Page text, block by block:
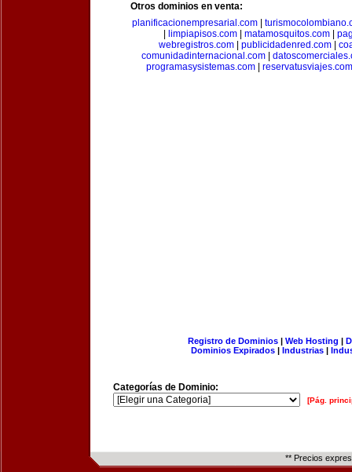
Otros dominios en venta:
planificacionempresarial.com
limpiapisos.com| matamosquitos.com|
webregistros.com| publicidadenred.com|
comunidadinternacional.com
programasysistemas.com
reservatusviajes.com
Registro de Dominios| Web Hosting |
Dominios Expirados | Industrias |
Categorías de Dominio:
[Pág.
** Precios